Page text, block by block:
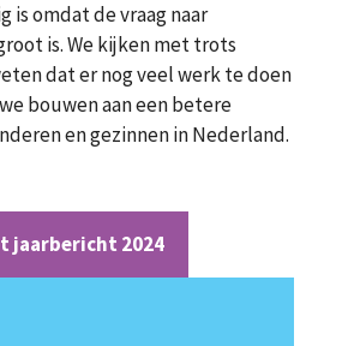
is omdat de vraag naar
is. We kijken met trots
dat er nog veel werk te doen
bouwen aan een betere
en gezinnen in Nederland.
jaarbericht 2024